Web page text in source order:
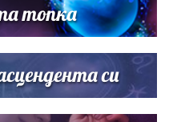
Кърджилова и Пламен
място
топка
си